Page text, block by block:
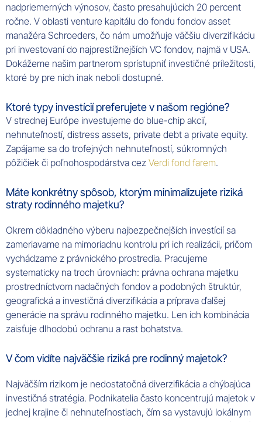
nadpriemerných výnosov, často presahujúcich 20 percent
ročne. V oblasti venture kapitálu do fondu fondov asset
manažéra Schroeders, čo nám umožňuje väčšiu diverzifikáciu
pri investovaní do najprestížnejších VC fondov, najmä v USA.
Dokážeme našim partnerom sprístupniť investičné príležitosti,
ktoré by pre nich inak neboli dostupné.
Ktoré typy investícií preferujete v našom regióne?
V strednej Európe investujeme do blue-chip akcií,
nehnuteľností, distress assets, private debt a private equity.
Zapájame sa do trofejných nehnuteľností, súkromných
pôžičiek či poľnohospodárstva cez Verdi fond farem.
Máte konkrétny spôsob, ktorým minimalizujete riziká
straty rodinného majetku?
Okrem dôkladného výberu najbezpečnejších investícií sa
zameriavame na mimoriadnu kontrolu pri ich realizácii, pričom
vychádzame z právnického prostredia. Pracujeme
systematicky na troch úrovniach: právna ochrana majetku
prostredníctvom nadačných fondov a podobných štruktúr,
geografická a investičná diverzifikácia a príprava ďalšej
generácie na správu rodinného majetku. Len ich kombinácia
zaisťuje dlhodobú ochranu a rast bohatstva.
V čom vidíte najväčšie riziká pre rodinný majetok?
Najväčším rizikom je nedostatočná diverzifikácia a chýbajúca
investičná stratégia. Podnikatelia často koncentrujú majetok v
jednej krajine či nehnuteľnostiach, čím sa vystavujú lokálnym